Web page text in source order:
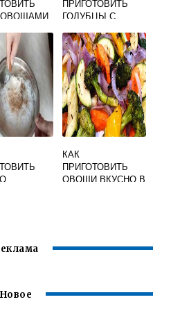
ОВОЩАМИ
ПРИГОТОВИТЬ
ГОЛУБЦЫ С
В ДОМАШНИХ
УСЛОВИЯХ
ПОШАГОВЫЙ
РЕЦЕПТ
КАК
ПРИГОТОВИТЬ
ОВОЩИ ВКУСНО В
Новое